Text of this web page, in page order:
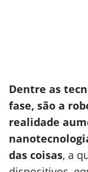
Dentre as
fase, são a
realidade
das coisas, a